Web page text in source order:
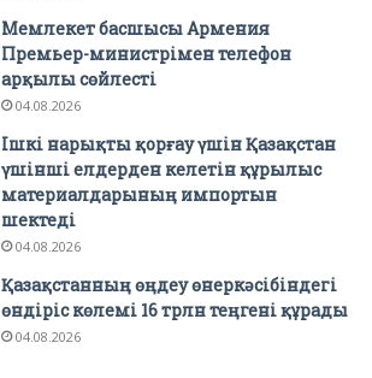
Мемлекет басшысы Армения
Премьер-министрімен телефон
арқылы сөйлесті
04.08.2026
Ішкі нарықты қорғау үшін Қазақстан
үшінші елдерден келетін құрылыс
материалдарының импортын
шектеді
04.08.2026
Қазақстанның өңдеу өнеркәсібіндегі
өндіріс көлемі 16 трлн теңгені құрады
04.08.2026